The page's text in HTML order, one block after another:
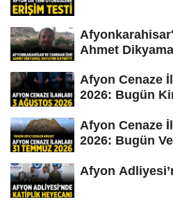
Ahmet
Afyon Cenaze
2026: Bugün
Afyon Cenaze
2026: Bugün
Afyon